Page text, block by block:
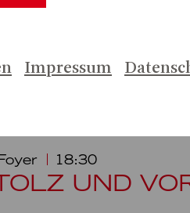
DICKICHT
18:30
UND
Impressum